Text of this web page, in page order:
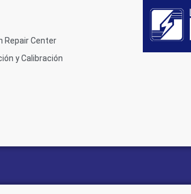
Repair Center
y Calibración